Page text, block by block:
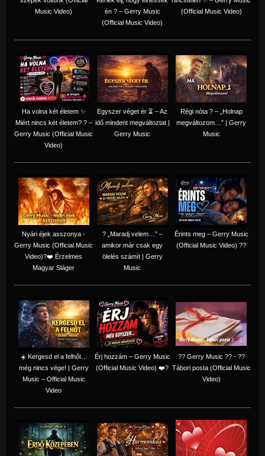
Music Video)
én ? – Gerry Music
(Official Music Video)
(Official Music Video)
Ha volna két életem ✨
Miért nincs két életem? ? –
Gerry Music (Official Music
Video)
Egyszer véget ér ⏳ – Az
idő mindent megváltoztat |
Gerry Music
Régi nóta ? – „Holnap
megváltozom…” | Gerry
Music
Nyári éjek asszonya -
Gerry Music (Official Music
Video)?❤️ Érzelmes
Magyar Sláger
? „Maradj velem…” –
amikor már csak egy
ölelés számít | Gerry
Music
Érints meg – Gerry Music
(Official Music Video) ??
☀️ Kergesd el a felhőt…
még nincs vége! | Gerry
Music – Official Music
Video
Érj hozzám – Gerry Music
(Official Music Video) ❤️?
?? Gerry Music ?? - ??
Tábori posta (Official Music
Video)